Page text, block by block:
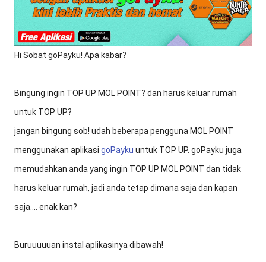
Hi Sobat goPayku! Apa kabar?
Bingung ingin TOP UP MOL POINT? dan harus keluar rumah
untuk TOP UP?
jangan bingung sob! udah beberapa pengguna MOL POINT
menggunakan aplikasi goPayku untuk TOP UP. goPayku juga
memudahkan anda yang ingin TOP UP MOL POINT dan tidak
harus keluar rumah, jadi anda tetap dimana saja dan kapan
saja.... enak kan?
Buruuuuuan instal aplikasinya dibawah!